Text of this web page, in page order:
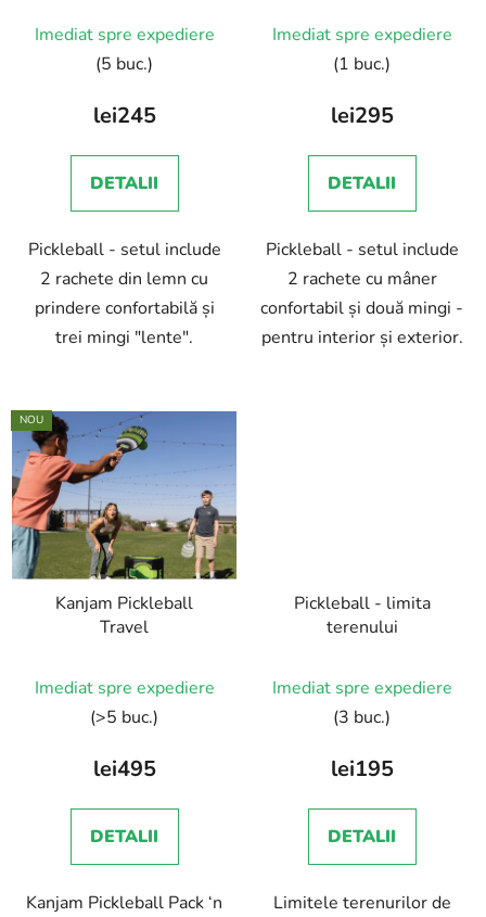
Imediat spre expediere
(5 buc.)
lei245
DETALII
Pickleball - setul include
2 rachete din lemn cu
prindere confortabilă și
trei mingi "lente".
Imediat spre expediere
(1 buc.)
lei295
DETALII
Pickleball - setul include
2 rachete cu mâner
confortabil și două mingi -
pentru interior și exterior.
NOU
Kanjam Pickleball
Travel
Imediat spre expediere
(>5 buc.)
lei495
DETALII
Kanjam Pickleball Pack ‘n
Pickleball - limita
terenului
Imediat spre expediere
(3 buc.)
lei195
DETALII
Limitele terenurilor de